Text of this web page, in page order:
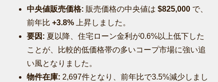
中央値販売価格: 販売価格の中央値は $825,000 で、
前年比 +3.8% 上昇しました。
要因: 夏以降、住宅ローン金利が0.6%以上低下した
ことが、比較的低価格帯の多いコープ市場に強い追
い風となりました。
物件在庫: 2,697件となり、前年比で3.5%減少しまし